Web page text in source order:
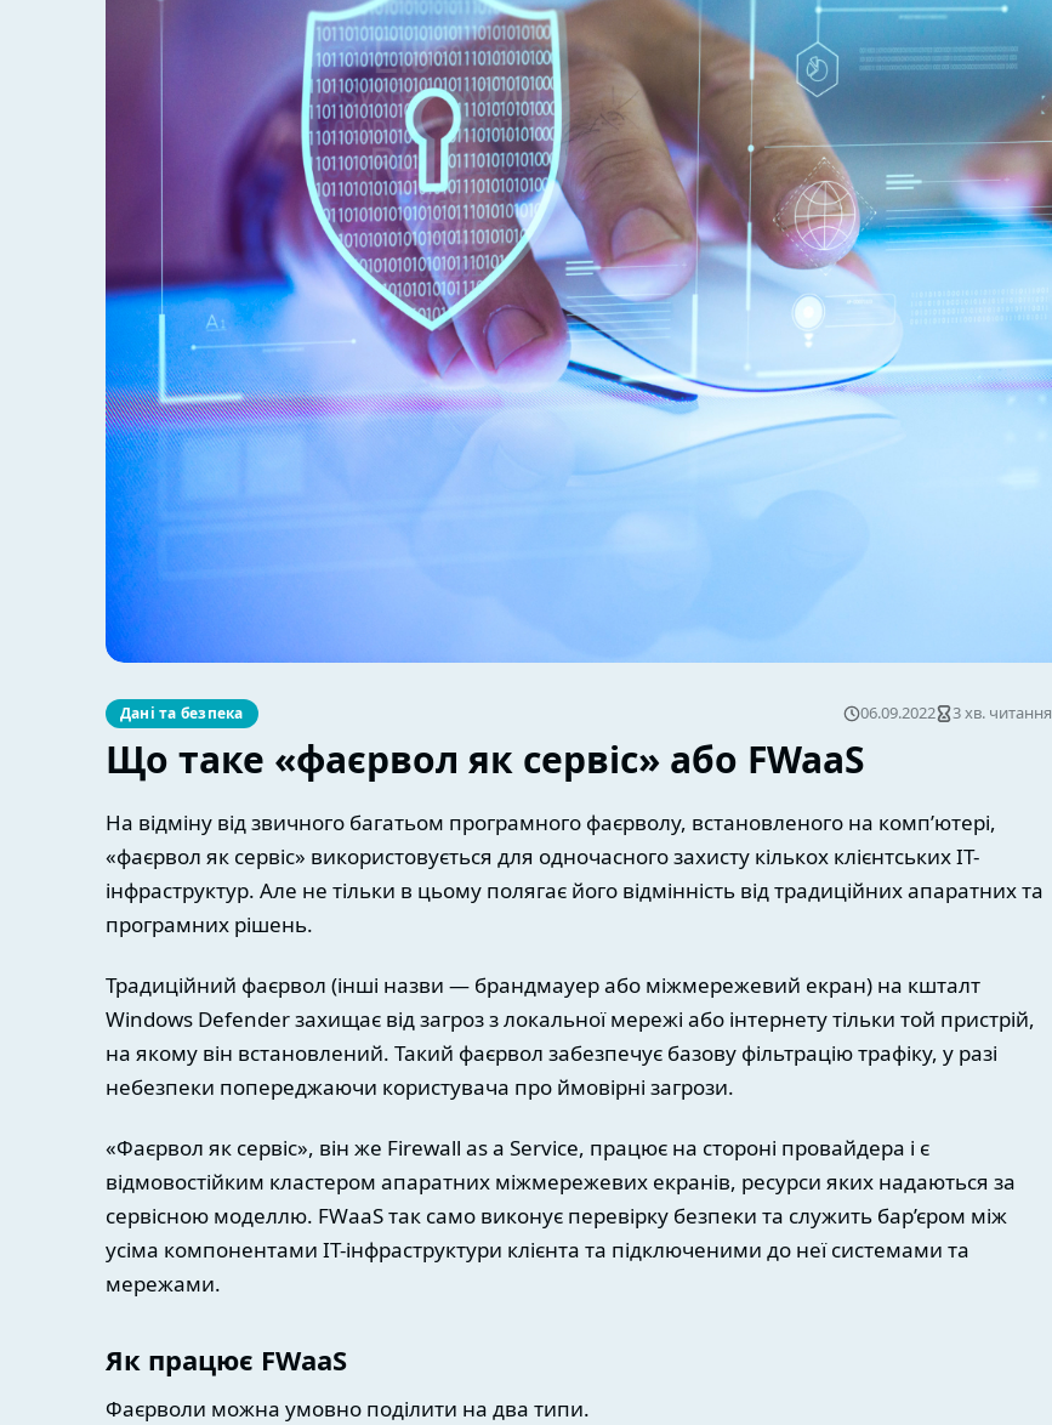
Дані та безпека
Що таке «фаєрвол як сервіс» або FWaaS
06.09.2022 3 хв. читання
На відміну від звичного багатьом програмного фаєрволу, встановленого на комп’ютері,
«фаєрвол як сервіс» використовується для одночасного захисту кількох клієнтських IT-
інфраструктур. Але не тільки в цьому полягає його відмінність від традиційних апаратних та
програмних рішень.
Традиційний фаєрвол (інші назви — брандмауер або міжмережевий екран) на кшталт
Windows Defender захищає від загроз з локальної мережі або інтернету тільки той пристрій,
на якому він встановлений. Такий фаєрвол забезпечує базову фільтрацію трафіку, у разі
небезпеки попереджаючи користувача про ймовірні загрози.
«Фаєрвол як сервіс», він же Firewall as a Service, працює на стороні провайдера і є
відмовостійким кластером апаратних міжмережевих екранів, ресурси яких надаються за
сервісною моделлю. FWaaS так само виконує перевірку безпеки та служить бар’єром між
усіма компонентами IT-інфраструктури клієнта та підключеними до неї системами та
мережами.
Як працює FWaaS
Фаєрволи можна умовно поділити на два типи.